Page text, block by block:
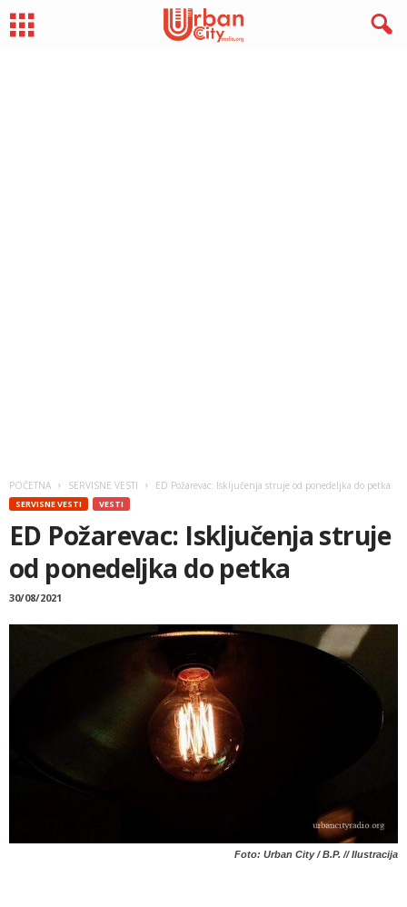
POČETNA SERVISNE VESTI ED Požarevac: Isključenja struje od ponedeljka do petka
SERVISNE VESTI VESTI
ED Požarevac: Isključenja struje
od ponedeljka do petka
30/08/2021
Foto: Urban City / B.P. // Ilustracija